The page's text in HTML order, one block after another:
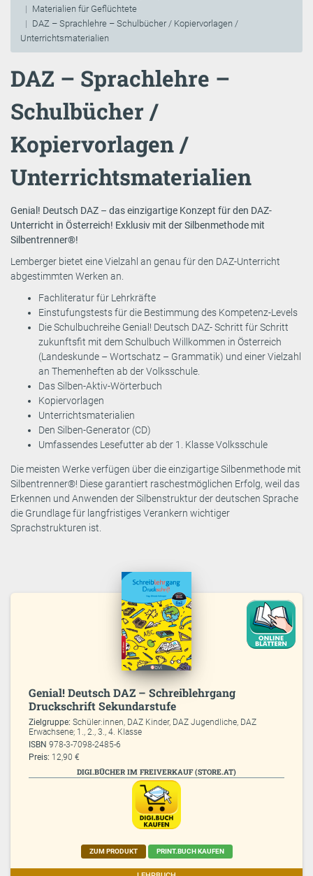
Materialien für Geflüchtete
DAZ – Sprachlehre – Schulbücher / Kopiervorlagen /
Unterrichtsmaterialien
DAZ – Sprachlehre –
Schulbücher /
Kopiervorlagen /
Unterrichtsmaterialien
Genial! Deutsch DAZ – das einzigartige Konzept für den DAZ-
Unterricht in Österreich! Exklusiv mit der Silbenmethode mit
Silbentrenner®!
Lemberger bietet eine Vielzahl an genau für den DAZ-Unterricht
abgestimmten Werken an.
Fachliteratur für Lehrkräfte
Einstufungstests für die Bestimmung des Kompetenz-Levels
Die Schulbuchreihe Genial! Deutsch DAZ- Schritt für Schritt
zukunftsfit mit dem Schulbuch Willkommen in Österreich
(Landeskunde – Wortschatz – Grammatik) und einer Vielzahl
an Themenheften ab der Volksschule.
Das Silben-Aktiv-Wörterbuch
Kopiervorlagen
Unterrichtsmaterialien
Den Silben-Generator (CD)
Umfassendes Lesefutter ab der 1. Klasse Volksschule
Die meisten Werke verfügen über die einzigartige Silbenmethode mit
Silbentrenner®! Diese garantiert raschestmöglichen Erfolg, weil das
Erkennen und Anwenden der Silbenstruktur der deutschen Sprache
die Grundlage für langfristiges Verankern wichtiger
Sprachstrukturen ist.
Genial! Deutsch DAZ – Schreiblehrgang
Druckschrift Sekundarstufe
Zielgruppe:Schüler:innen, DAZ Kinder, DAZ Jugendliche, DAZ
Erwachsene; 1., 2., 3., 4. Klasse
ISBN978-3-7098-2485-6
Preis: 12,90 €
DIGI.BÜCHER IM FREIVERKAUF (STORE.AT)
ZUM PRODUKT PRINT.BUCH KAUFEN